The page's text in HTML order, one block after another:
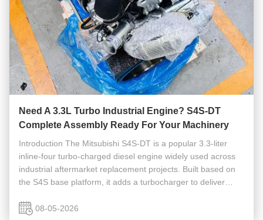
Need A 3.3L Turbo Industrial Engine? S4S‑DT
Complete Assembly Ready For Your Machinery
Introduction The Mitsubishi S4S‑DT is a popular 3.3‑liter
inline‑four turbo‑charged diesel engine widely used across
industrial aftermarket replacement projects. Built based on
the S4S base platform, it adds a turbocharger to deliver
It is a ...08-05-2026